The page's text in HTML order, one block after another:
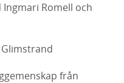
Ingmari Romell och
från